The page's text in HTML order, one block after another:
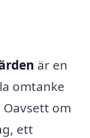
är en
omtanke
om
ett